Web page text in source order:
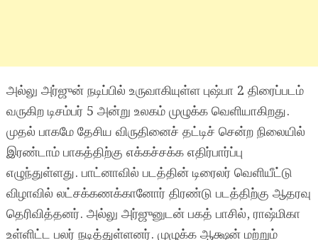
அல்லு அர்ஜுன் நடிப்பில் உருவாகியுள்ள புஷ்பா 2 திரைப்படம்
வருகிற டிசம்பர் 5 அன்று உலகம் முழுக்க வெளியாகிறது.
முதல் பாகமே தேசிய விருதினைச் தட்டிச் சென்ற நிலையில்
இரண்டாம் பாகத்திற்கு எக்கச்சக்க எதிர்பார்ப்பு
எழுந்துள்ளது. பாட்னாவில் படத்தின் டிரைலர் வெளியீட்டு
விழாவில் லட்சக்கணக்கானோர் திரண்டு படத்திற்கு ஆதரவு
தெரிவித்தனர். அல்லு அர்ஜுனுடன் பகத் பாசில், ராஷ்மிகா
உள்ளிட்ட பலர் நடித்துள்ளனர். முழுக்க ஆக்ஷன் மற்றும்